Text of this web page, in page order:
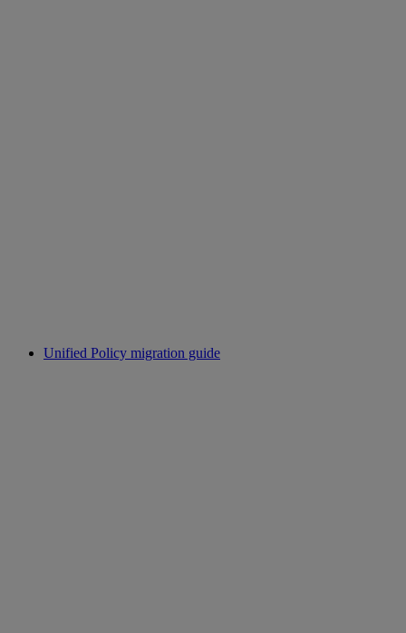
Unified Policy migration guide